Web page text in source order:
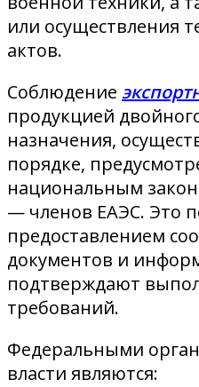
или осуществления
актов.
Соблюдение
продукцией
назначения,
порядке,
национальным
— членов ЕАЭС. Это
предоставлением
документов и
подтверждают
требований.
Федеральными
власти являются: